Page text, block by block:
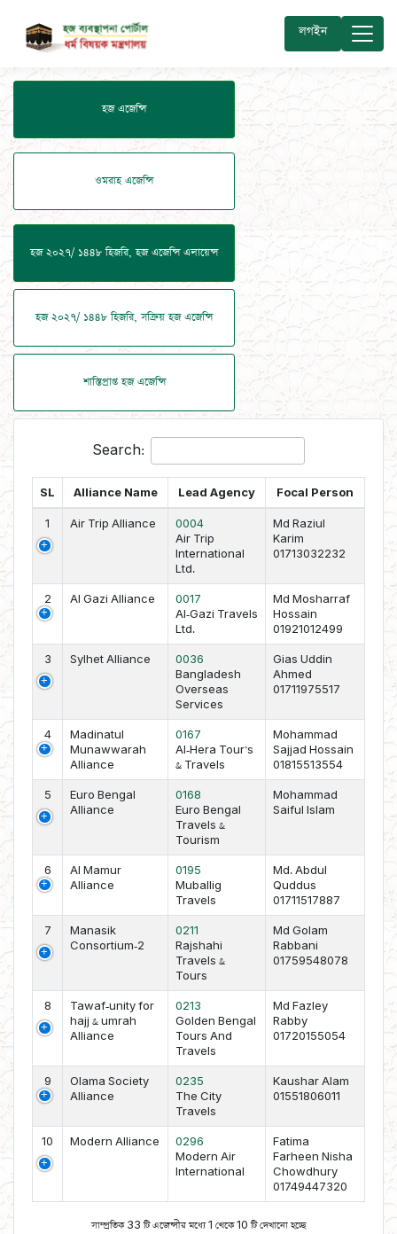
লগইন
হজ এজেন্সি
ওমরাহ এজেন্সি
হজ ২০২৭/ ১৪৪৮ হিজরি, হজ এজেন্সি এলায়েন্স
হজ ২০২৭/ ১৪৪৮ হিজরি, সক্রিয় হজ এজেন্সি
শাস্তিপ্রাপ্ত হজ এজেন্সি
Search:
SL Alliance Name Lead Agency Focal Person
1 Air Trip Alliance
0004
Air Trip
International
Ltd.
Md Raziul
Karim
01713032232
2 Al Gazi Alliance
0017
Al-Gazi Travels
Ltd.
Md Mosharraf
Hossain
01921012499
3 Sylhet Alliance
0036
Bangladesh
Overseas
Services
Gias Uddin
Ahmed
01711975517
4
Madinatul
Munawwarah
Alliance
0167
Al-Hera Tour’s
& Travels
Mohammad
Sajjad Hossain
01815513554
5
Euro Bengal
Alliance
0168
Euro Bengal
Travels &
Tourism
Mohammad
Saiful Islam
6
Al Mamur
Alliance
0195
Muballig
Travels
Md. Abdul
Quddus
01711517887
7
Manasik
Consortium-2
0211
Rajshahi
Travels &
Tours
Md Golam
Rabbani
01759548078
8
Tawaf-unity for
hajj & umrah
Alliance
0213
Golden Bengal
Tours And
Travels
Md Fazley
Rabby
01720155054
9
Olama Society
Alliance
0235
The City
Travels
Kaushar Alam
01551806011
10 Modern Alliance
0296
Modern Air
International
Fatima
Farheen Nisha
Chowdhury
01749447320
সাম্প্রতিক 33 টি এজেন্সীর মধ্যে 1 থেকে 10 টি দেখানো হচ্ছে